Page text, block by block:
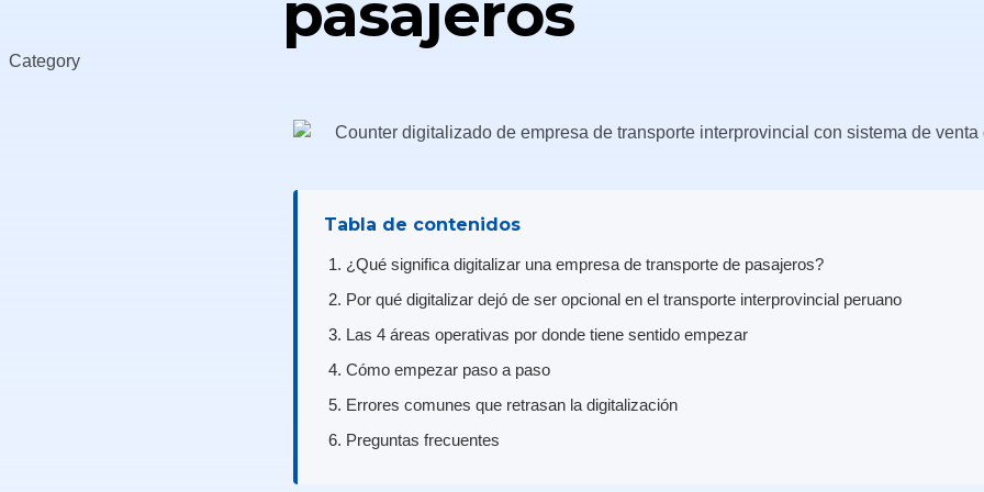
pasajeros
Category
Tabla de contenidos
¿Qué significa digitalizar una empresa de transporte de pasajeros?
Por qué digitalizar dejó de ser opcional en el transporte interprovincial peruano
Las 4 áreas operativas por donde tiene sentido empezar
Cómo empezar paso a paso
Errores comunes que retrasan la digitalización
Preguntas frecuentes